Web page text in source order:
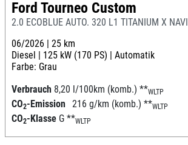
Ford Tourneo Custom
2.0 ECOBLUE AUTO. 320 L1 TITANIUM X NAVI
06/2026 | 25 km
Diesel | 125 kW (170 PS) | Automatik
Farbe: Grau
Verbrauch 8,20 l/100km (komb.) **WLTP
CO2-Emission 216 g/km (komb.) **WLTP
CO2-Klasse G **WLTP